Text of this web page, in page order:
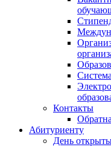
Контакты
Абитуриенту
День